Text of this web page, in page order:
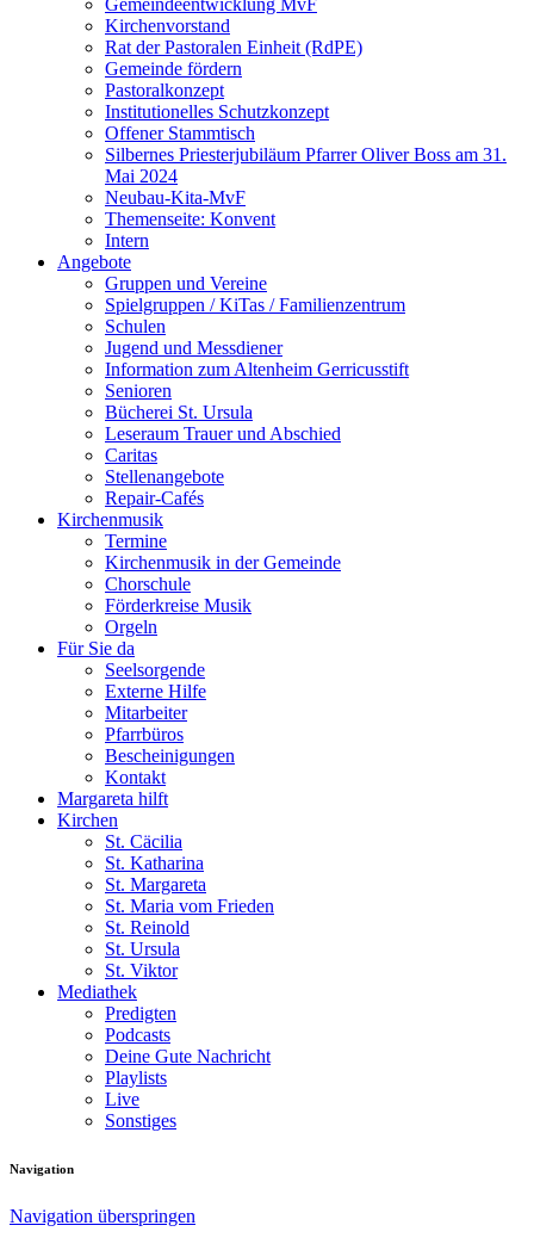
Gemeindeentwicklung MvF
Kirchenvorstand
Rat der Pastoralen Einheit (RdPE)
Gemeinde fördern
Pastoralkonzept
Institutionelles Schutzkonzept
Offener Stammtisch
Silbernes Priesterjubiläum Pfarrer Oliver Boss am 31.
Mai 2024
Neubau-Kita-MvF
Themenseite: Konvent
Intern
Angebote
Gruppen und Vereine
Spielgruppen / KiTas / Familienzentrum
Schulen
Jugend und Messdiener
Information zum Altenheim Gerricusstift
Senioren
Bücherei St. Ursula
Leseraum Trauer und Abschied
Caritas
Stellenangebote
Repair-Cafés
Kirchenmusik
Termine
Kirchenmusik in der Gemeinde
Chorschule
Förderkreise Musik
Orgeln
Für Sie da
Seelsorgende
Externe Hilfe
Mitarbeiter
Pfarrbüros
Bescheinigungen
Kontakt
Margareta hilft
Kirchen
St. Cäcilia
St. Katharina
St. Margareta
St. Maria vom Frieden
St. Reinold
St. Ursula
St. Viktor
Mediathek
Predigten
Podcasts
Deine Gute Nachricht
Playlists
Live
Sonstiges
Navigation
Navigation überspringen